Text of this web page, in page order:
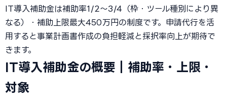
IT導入補助金は補助率1/2〜3/4（枠・ツール種別により異
なる）・補助上限最大450万円の制度です。申請代行を活
用すると事業計画書作成の負担軽減と採択率向上が期待で
きます。
IT導入補助金の概要｜補助率・上限・
対象